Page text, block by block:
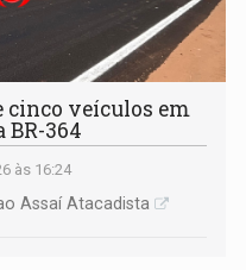
cinco veículos em
BR-364
às 16:24
Assaí Atacadista